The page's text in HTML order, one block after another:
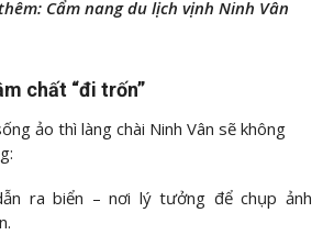
Cẩm nang du lịch vịnh Ninh Vân
chất “đi trốn”
ảo thì làng chài Ninh Vân sẽ không
ra biển – nơi lý tưởng để chụp ảnh